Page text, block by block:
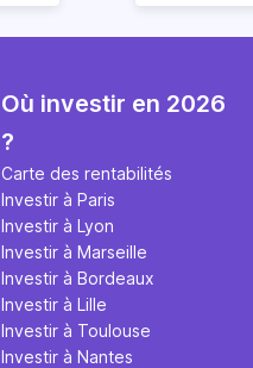
règle
ce secret
l'argent
principale
études et
Où investir en 2026
?
Carte des rentabilités
Investir à Paris
Investir à Lyon
Investir à Marseille
Investir à Bordeaux
Investir à Lille
Investir à Toulouse
Investir à Nantes